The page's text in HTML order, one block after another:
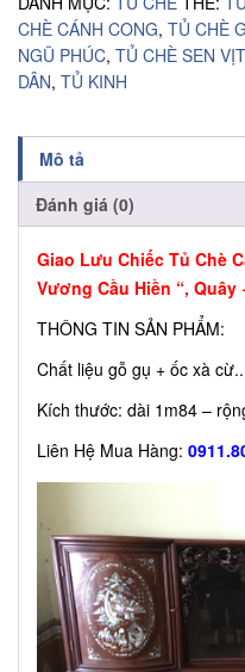
CHÈ CÁNH CONG, TỦ CHÈ
NGŨ PHÚC, TỦ CHÈ SEN VỊT
DÂN, TỦ KINH
Mô tả
Đánh giá (0)
Giao Lưu Chiếc Tủ Chè
Vương Cầu Hiền “,
THÔNG TIN SẢN PHẨM:
Chất liệu gỗ gụ + ốc xà cừ..
Kích thước: dài 1m84 –
Liên Hệ Mua Hàng: